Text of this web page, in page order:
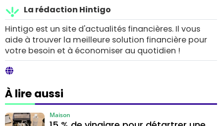
La rédaction Hintigo
Hintigo est un site d'actualités financières. Il vous
aide à trouver la meilleure solution financière pour
votre besoin et à économiser au quotidien !
À lire aussi
Maison